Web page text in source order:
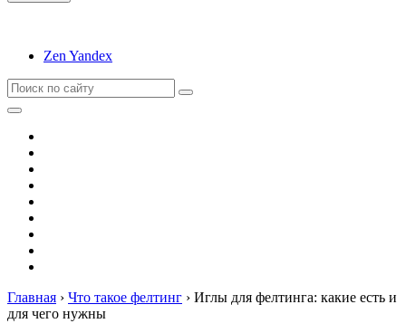
Zen Yandex
Главная › Что такое фелтинг › Иглы для фелтинга: какие есть и
для чего нужны